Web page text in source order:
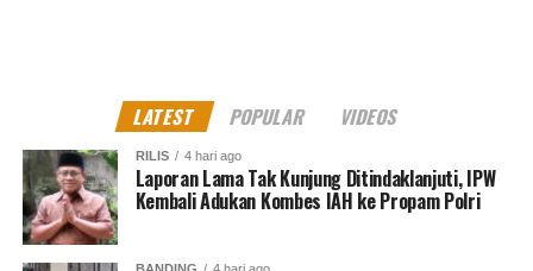
RELATED TOPICS:
Update Kasus Kejagung Periksa Tujuh Saksi Kasus
Korupsi ASABRI
DON'T MISS
Kasus BTN Saksi Ungkap Markup RAB Kredit Apartemen
LATEST POPULAR VIDEOS
RILIS 4 hari ago
Laporan Lama Tak Kunjung Ditindaklanjuti, IPW
Kembali Adukan Kombes IAH ke Propam Polri